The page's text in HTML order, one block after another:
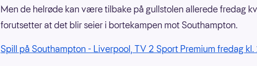
Men de helrøde kan være tilbake på gullstolen allerede fredag
forutsetter at det blir seier i bortekampen mot Southampton.
Spill på Southampton - Liverpool, TV 2 Sport Premium fredag